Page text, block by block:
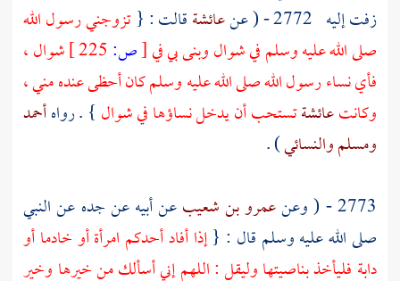
زفت إليه
عائشةقالت : {تزوجني رسول الله
صلى الله عليه وسلم في شوال وبنى بي في[ص:
شوال ،
فأي نساء رسول الله صلى الله عليه وسلم كان أحظى عنده مني ،
وكانتعائشةتستحب أن يدخل نساؤها في شوال } . رواهأحمد
ومسلموالنسائي) .
2773 - ( وعن
عمرو بن شعيبعن أبيه عن جده عن النبي
صلى الله عليه وسلم قال : {إذا أفاد أحدكم امرأة أو خادما أو
دابة فليأخذ بناصيتها وليقل : اللهم إني أسألك من خيرها وخير